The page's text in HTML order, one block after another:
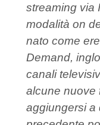
streaming via
modalità on
nato come
Demand,
canali
alcune nuove
aggiungersi a